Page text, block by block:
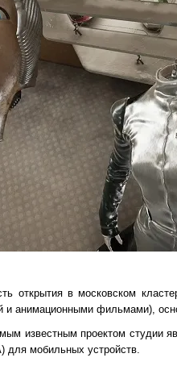
открытия в московском
и анимационными фильмами),
известным проектом студии
для мобильных устройств.